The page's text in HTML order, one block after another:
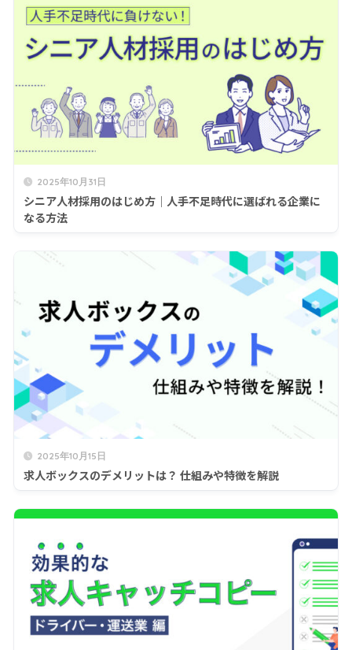
2025年10月31日
シニア人材採用のはじめ方｜人手不足時代に選ばれる企業に
なる方法
2025年10月15日
求人ボックスのデメリットは？ 仕組みや特徴を解説